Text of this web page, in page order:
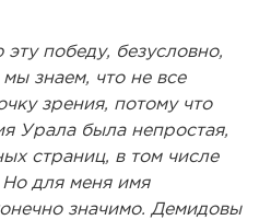
победу, безусловно,
знаем, что не все
зрения, потому что
Урала была непростая,
страниц, в том числе
для меня имя
значимо. Демидовы